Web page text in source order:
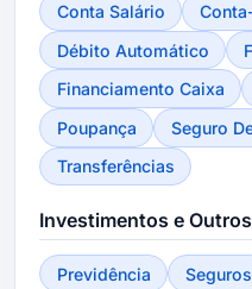
Conta Salário
Débito Automático
Financiamento Caixa
Poupança
Seguro
Transferências
Investimentos e Outros
Previdência Seguros